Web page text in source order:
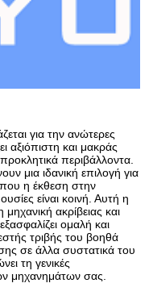
για την ανώτερες
αξιόπιστη και μακράς
περιβάλλοντα.
μια ιδανική επιλογή για
η έκθεση στην
είναι κοινή. Αυτή η
ακρίβειας και
ομαλή και
τριβής του βοηθά
σε άλλα συστατικά του
τη γενικές
μηχανημάτων σας.